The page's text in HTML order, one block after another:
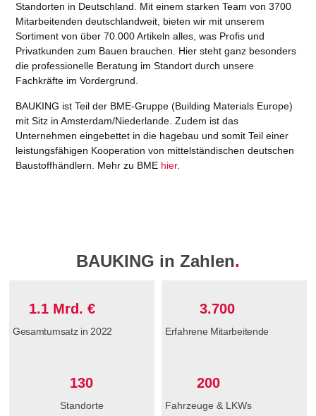
Standorten in Deutschland. Mit einem starken Team von 3700
Mitarbeitenden deutschlandweit, bieten wir mit unserem
Sortiment von über 70.000 Artikeln alles, was Profis und
Privatkunden zum Bauen brauchen. Hier steht ganz besonders
die professionelle Beratung im Standort durch unsere
Fachkräfte im Vordergrund.
BAUKING ist Teil der BME-Gruppe (Building Materials Europe)
mit Sitz in Amsterdam/Niederlande. Zudem ist das
Unternehmen eingebettet in die hagebau und somit Teil einer
leistungsfähigen Kooperation von mittelständischen deutschen
Baustoffhändlern. Mehr zu BME hier.
BAUKING in Zahlen.
Gesamtumsatz in 2022​
1.1 Mrd. €
Erfahrene Mitarbeitende
3.700
Standorte
130
Fahrzeuge & LKWs
200